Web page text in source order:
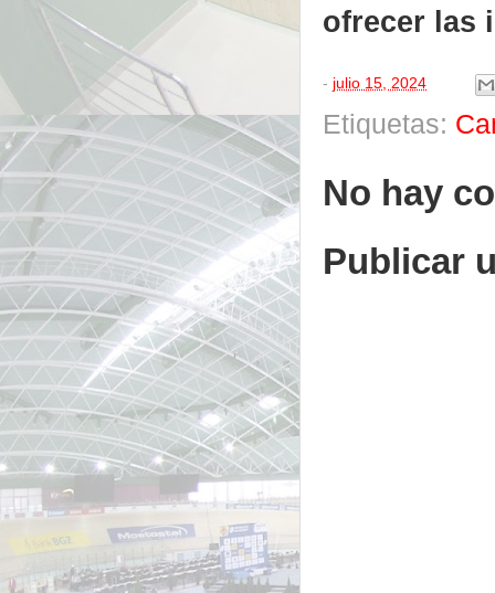
ofrecer las
- julio 15, 2024
Etiquetas:
No hay
Publicar